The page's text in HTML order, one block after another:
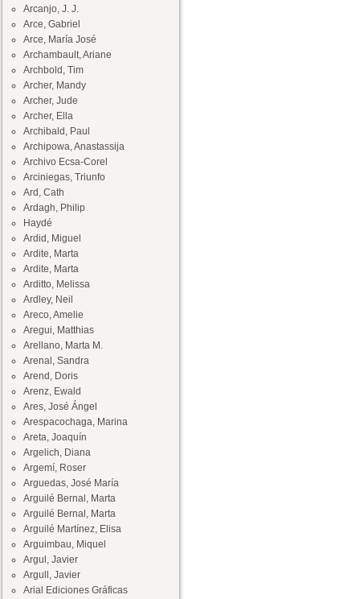
Arcanjo, J. J.
Arce, Gabriel
Arce, María José
Archambault, Ariane
Archbold, Tim
Archer, Mandy
Archer, Jude
Archer, Ella
Archibald, Paul
Archipowa, Anastassija
Archivo Ecsa-Corel
Arciniegas, Triunfo
Ard, Cath
Ardagh, Philip
Haydé
Ardid, Miguel
Ardite, Marta
Ardite, Marta
Arditto, Melissa
Ardley, Neil
Areco, Amelie
Aregui, Matthias
Arellano, Marta M.
Arenal, Sandra
Arend, Doris
Arenz, Ewald
Ares, José Ángel
Arespacochaga, Marina
Areta, Joaquín
Argelich, Diana
Argemí, Roser
Arguedas, José María
Arguilé Bernal, Marta
Arguilé Bernal, Marta
Arguilé Martínez, Elisa
Arguimbau, Miquel
Argul, Javier
Argull, Javier
Arial Ediciones Gráficas